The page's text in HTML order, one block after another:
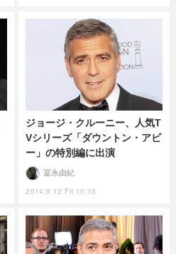
ジョージ・クルーニー、人気T
Vシリーズ「ダウントン・アビ
ー」の特別編に出演
2014.9.12 Fri 10:15
冨永由紀